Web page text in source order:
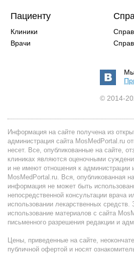
Пациенту
Клиники
Врачи
Мы
© 2014-
Информация на сайте получена из
администрация сайта MosMedPortal.ru
несет. Все, опубликованные на сайте,
клиниках являются оценочными
и не имеют отношения к администрации
MosMedPortal.ru. Вся, опубликованная
информация не может быть
непосредственной консультации врача
использовании лекарственных
использование материалов с сайта
письменного разрешения редакции и
Цены, приведенные на сайте,
публичной офертой и носят